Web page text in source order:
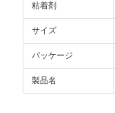
SITEMAP
粘着剤
サイズ
パッケージ
製品名